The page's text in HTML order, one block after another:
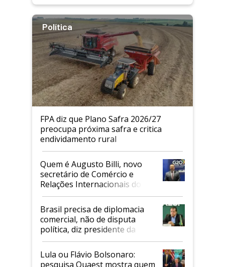
Política
FPA diz que Plano Safra 2026/27
preocupa próxima safra e critica
endividamento rural
Quem é Augusto Billi, novo
secretário de Comércio e
Relações Internacionais do
Mapa
Brasil precisa de diplomacia
comercial, não de disputa
política, diz presidente da
Faesp
Lula ou Flávio Bolsonaro:
pesquisa Quaest mostra quem